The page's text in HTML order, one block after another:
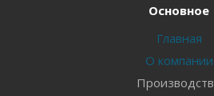
Основное
Главная
О компании